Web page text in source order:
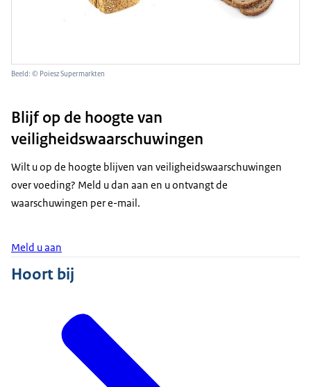
Beeld: © Poiesz Supermarkten
Blijf op de hoogte van
veiligheidswaarschuwingen
Wilt u op de hoogte blijven van veiligheidswaarschuwingen
over voeding? Meld u dan aan en u ontvangt de
waarschuwingen per e-mail.
Meld u aan
Hoort bij